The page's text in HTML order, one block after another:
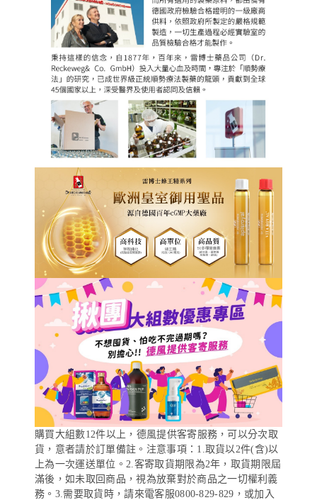
購買大組數12件以上，德風提供客寄服務，可以分次取
貨，意者請於訂單備註。注意事項：1.取貨以2件(含)以
上為一次運送單位。2.客寄取貨期限為2年，取貨期限屆
滿後，如未取回商品，視為放棄對於商品之一切權利義
務。3.需要取貨時，請來電客服0800-829-829，或加入